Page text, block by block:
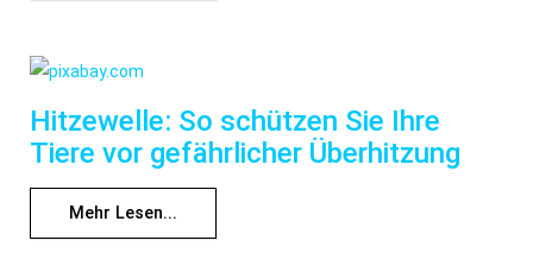
Hitzewelle: So schützen Sie Ihre
Tiere vor gefährlicher Überhitzung
Mehr Lesen...